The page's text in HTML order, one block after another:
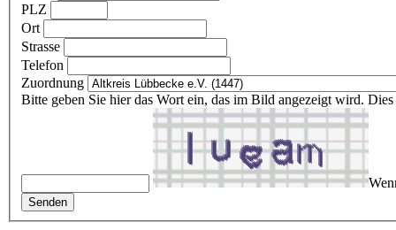
PLZ
Ort
Strasse
Telefon
Zuordnung
Bitte geben Sie hier das Wort ein, das im Bild angezeigt wird.